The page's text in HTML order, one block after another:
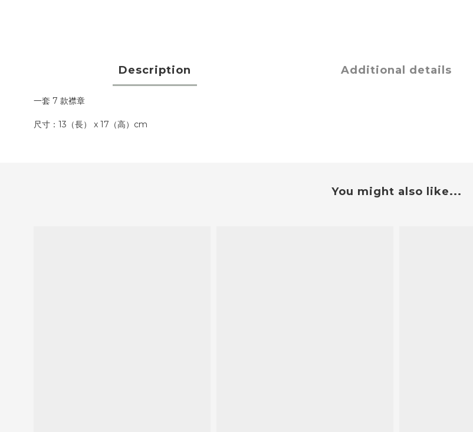
Description Additional details
一套 7 款襟章
尺寸：13（長） x 17（高）cm
You might also like...